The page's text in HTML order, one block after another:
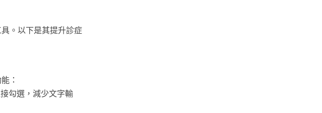
。以下是其提升診症
：
勾選，減少文字輸